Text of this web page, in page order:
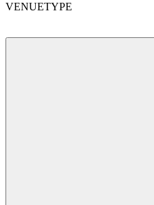
VENUETYPE